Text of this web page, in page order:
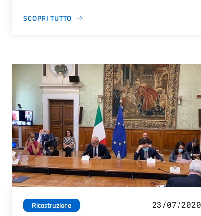
SCOPRI TUTTO
Ricostruzione
23/07/2020